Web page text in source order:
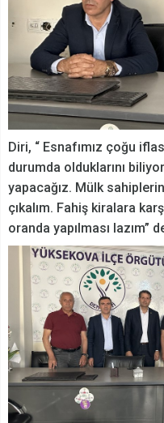
Diri, “ Esnafımız çoğu
durumda olduklarını
yapacağız. Mülk
çıkalım. Fahiş kiralara
oranda yapılması lazım”